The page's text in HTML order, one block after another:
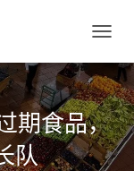
换
导
航
期食品，
队